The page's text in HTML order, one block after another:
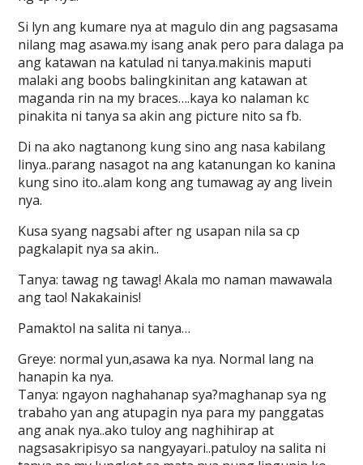
Si lyn ang kumare nya at magulo din ang pagsasama
nilang mag asawa.my isang anak pero para dalaga pa
ang katawan na katulad ni tanya.makinis maputi
malaki ang boobs balingkinitan ang katawan at
maganda rin na my braces….kaya ko nalaman kc
pinakita ni tanya sa akin ang picture nito sa fb.
Di na ako nagtanong kung sino ang nasa kabilang
linya..parang nasagot na ang katanungan ko kanina
kung sino ito..alam kong ang tumawag ay ang livein
nya.
Kusa syang nagsabi after ng usapan nila sa cp
pagkalapit nya sa akin..
Tanya: tawag ng tawag! Akala mo naman mawawala
ang tao! Nakakainis!
Pamaktol na salita ni tanya…
Greye: normal yun,asawa ka nya. Normal lang na
hanapin ka nya.
Tanya: ngayon naghahanap sya?maghanap sya ng
trabaho yan ang atupagin nya para my panggatas
ang anak nya..ako tuloy ang naghihirap at
nagsasakripisyo sa nangyayari..patuloy na salita ni